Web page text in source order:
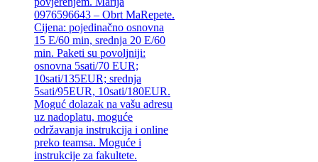
0976596643 – Obrt MaRepete.
Cijena: pojedinačno osnovna
15 E/60 min, srednja 20 E/60
min. Paketi su povoljniji:
osnovna 5sati/70 EUR;
10sati/135EUR; srednja
5sati/95EUR, 10sati/180EUR.
Moguć dolazak na vašu adresu
uz nadoplatu, moguće
održavanja instrukcija i online
preko teamsa. Moguće i
instrukcije za fakultete.